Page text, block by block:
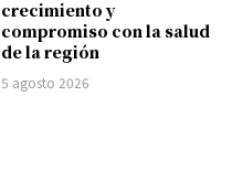
crecimiento y
compromiso con la salud
de la región
5 agosto 2026